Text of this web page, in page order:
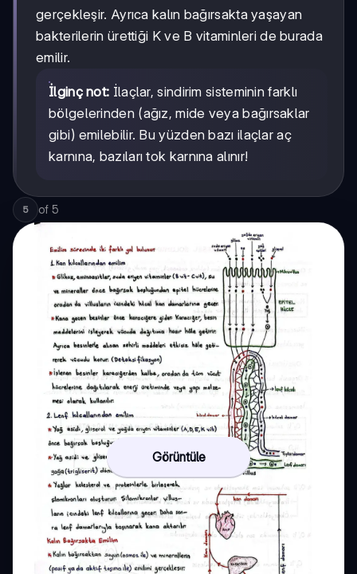
gerçekleşir. Ayrıca kalın bağırsakta yaşayan
bakterilerin ürettiği K ve B vitaminleri de burada
emilir.
İlginç not: İlaçlar, sindirim sisteminin farklı
bölgelerinden (ağız, mide veya bağırsaklar
gibi) emilebilir. Bu yüzden bazı ilaçlar aç
karnına, bazıları tok karnına alınır!
5 of 5
Görüntüle